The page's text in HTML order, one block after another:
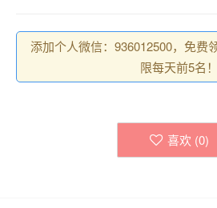
添加个人微信：936012500，免费
限每天前5名！
喜欢 (0)